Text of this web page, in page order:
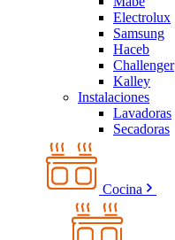
Electrolux
Samsung
Haceb
Challenger
Kalley
Instalaciones
Lavadoras
Secadoras
Cocina